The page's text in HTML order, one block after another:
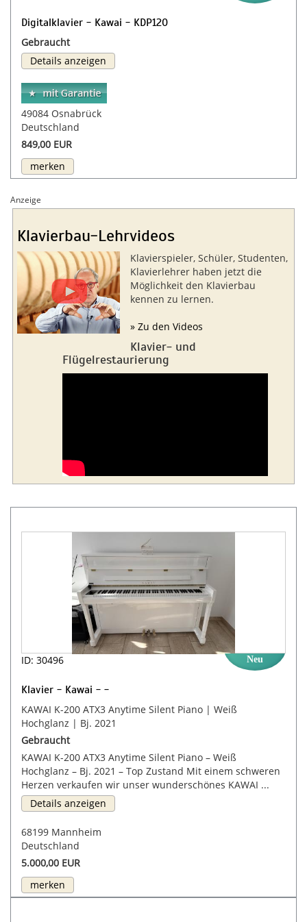
Digitalklavier - Kawai - KDP120
Gebraucht
Details anzeigen
49084 Osnabrück
Deutschland
849,00 EUR
merken
Anzeige
Klavierbau-Lehrvideos
Klavierspieler, Schüler, Studenten,
Klavierlehrer haben jetzt die
Möglichkeit den Klavierbau
kennen zu lernen.
» Zu den Videos
Klavier- und
Flügelrestaurierung
ID: 30496 Neu
Klavier - Kawai - -
KAWAI K-200 ATX3 Anytime Silent Piano | Weiß
Hochglanz | Bj. 2021
Gebraucht
KAWAI K-200 ATX3 Anytime Silent Piano – Weiß
Hochglanz – Bj. 2021 – Top Zustand Mit einem schweren
Herzen verkaufen wir unser wunderschönes KAWAI ...
Details anzeigen
68199 Mannheim
Deutschland
5.000,00 EUR
merken